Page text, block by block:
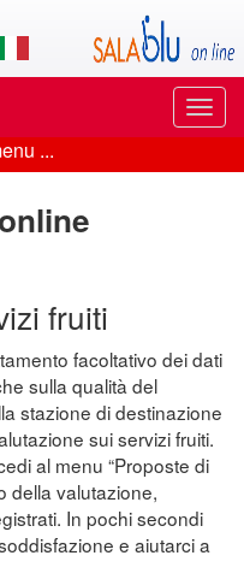
di
...
fruiti
facoltativo dei dati
sulla qualità del
stazione di destinazione
sui servizi fruiti.
al menu “Proposte di
della valutazione,
In pochi secondi
e aiutarci a